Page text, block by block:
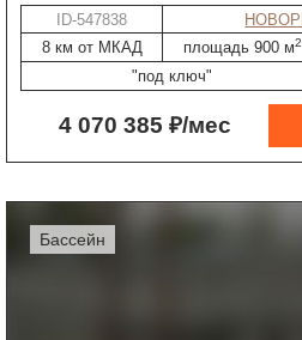
ID-547838
8 км от МКАД
площадь 900 м2
"под ключ"
4 070 385 ₽/мес
бассейн